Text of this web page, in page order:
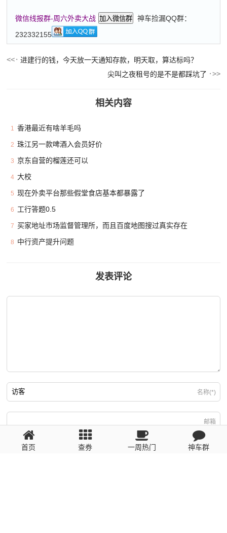
微信线报群-周六外卖大战 加入微信群
神车捡漏QQ群：
232332155
进建行的钱，今天放一天通知存款，明天取，算达标吗？
尖叫之夜租号的是不是都踩坑了
相关内容
1 香港最近有啥羊毛吗
2 珠江另一款啤酒入会员好价
3 京东自营的榴莲还可以
4 大校
5 现在外卖平台那些假堂食店基本都暴露了
6 工行答题0.5
7 买家地址市场监督管理所，而且百度地图搜过真实存在
8 中行资产提升问题
发表评论
名称(*)
邮箱
回复需填写必要信息
首页 查券 一周热门 神车群